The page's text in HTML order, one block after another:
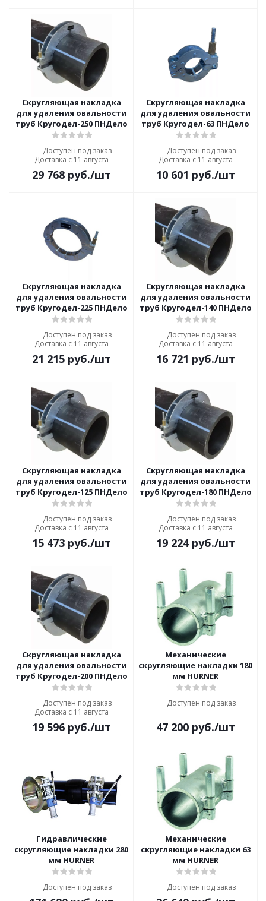
Скругляющая накладка
для удаления овальности
труб Кругодел-250 ПНДело
Доступен под заказ
Доставка с 11 августа
29 768руб./шт
Скругляющая накладка
для удаления овальности
труб Кругодел-63 ПНДело
Доступен под заказ
Доставка с 11 августа
10 601 руб./шт
Скругляющая накладка
для удаления овальности
труб Кругодел-225 ПНДело
Доступен под заказ
Доставка с 11 августа
21 215руб./шт
Скругляющая накладка
для удаления овальности
труб Кругодел-140 ПНДело
Доступен под заказ
Доставка с 11 августа
16 721 руб./шт
Скругляющая накладка
для удаления овальности
труб Кругодел-125 ПНДело
Доступен под заказ
Доставка с 11 августа
15 473руб./шт
Скругляющая накладка
для удаления овальности
труб Кругодел-180 ПНДело
Доступен под заказ
Доставка с 11 августа
19 224руб./шт
Скругляющая накладка
для удаления овальности
труб Кругодел-200 ПНДело
Доступен под заказ
Доставка с 11 августа
19 596руб./шт
Механические
скругляющие накладки 180
мм HURNER
Доступен под заказ
47 200руб./шт
Гидравлические
скругляющие накладки 280
мм HURNER
Доступен под заказ
Механические
скругляющие накладки 63
мм HURNER
Доступен под заказ